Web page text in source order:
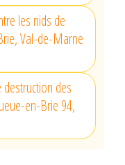
les nids de
Val-de-Marne
des
en-Brie 94,